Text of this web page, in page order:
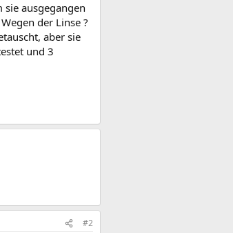
ausgegangen
der Linse ?
aber sie
und 3
#2